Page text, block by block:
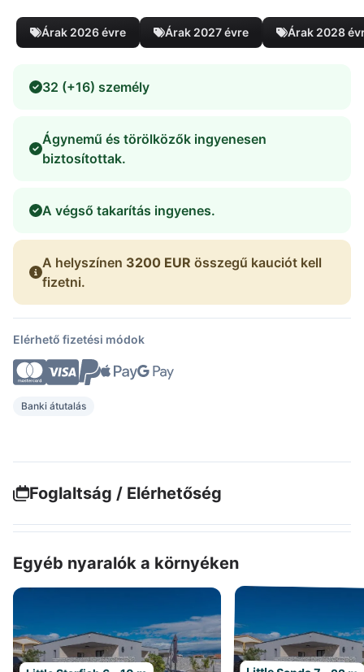
Árak 2026 évre Árak 2027 évre Árak 2028
32 (+16) személy
Ágynemű és törölközők ingyenesen
biztosítottak.
A végső takarítás ingyenes.
A helyszínen 3200 EUR összegű kauciót kell
fizetni.
Elérhető fizetési módok
Banki átutalás
Foglaltság / Elérhetőség
Egyéb nyaralók a környéken